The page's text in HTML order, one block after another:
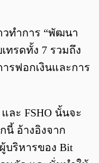
วทำการ “พัฒนา
ทรดทั้ง 7 รวมถึง
ารฟอกเงินและการ
ละ FSHO นั้นจะ
นี้ อ้างอิงจาก
บริหารของ Bit